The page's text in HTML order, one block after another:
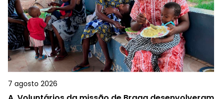
7 agosto 2026